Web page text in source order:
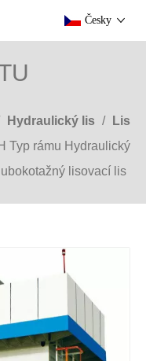
Česky
Hydraulický lis /
Lis
Typ rámu Hydraulický
lisovací lis